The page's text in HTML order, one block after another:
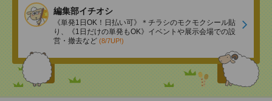
編集部イチオシ
《単発1日OK！日払い可》＊チラシのモクモクシール貼
り、《1日だけの単発もOK》イベントや展示会場での設
営・撤去など (8/7UP!)